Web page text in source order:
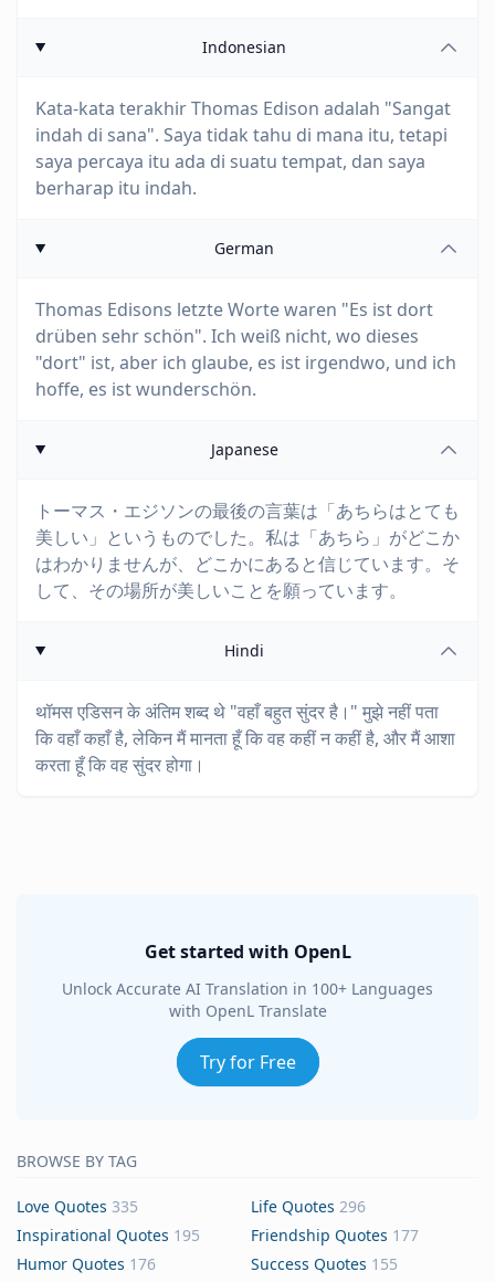
Indonesian
Kata-kata terakhir Thomas Edison adalah "Sangat
indah di sana". Saya tidak tahu di mana itu, tetapi
saya percaya itu ada di suatu tempat, dan saya
berharap itu indah.
German
Thomas Edisons letzte Worte waren "Es ist dort
drüben sehr schön". Ich weiß nicht, wo dieses
"dort" ist, aber ich glaube, es ist irgendwo, und ich
hoffe, es ist wunderschön.
Japanese
トーマス・エジソンの最後の言葉は「あちらはとても
美しい」というものでした。私は「あちら」がどこか
はわかりませんが、どこかにあると信じています。そ
して、その場所が美しいことを願っています。
Hindi
थॉमस एडिसन के अंतिम शब्द थे "वहाँ बहुत सुंदर है।" मुझे नहीं पता
कि वहाँ कहाँ है, लेकिन मैं मानता हूँ कि वह कहीं न कहीं है, और मैं आशा
करता हूँ कि वह सुंदर होगा।
Get started with OpenL
Unlock Accurate AI Translation in 100+ Languages
with OpenL Translate
Try for Free
BROWSE BY TAG
Love Quotes 335 Life Quotes 296
Inspirational Quotes 195 Friendship Quotes 177
Humor Quotes 176 Success Quotes 155